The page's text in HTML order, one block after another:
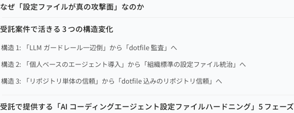
なぜ「設定ファイルが真の攻撃面」なのか
受託案件で活きる 3 つの構造変化
構造 1: 「LLM ガードレール一辺倒」から「dotfile 監査」へ
構造 2: 「個人ベースのエージェント導入」から「組織標準の設定ファイル統治」へ
構造 3: 「リポジトリ単体の信頼」から「dotfile 込みのリポジトリ信頼」へ
受託で提供する「AI コーディングエージェント設定ファイルハードニング」5 フェーズ